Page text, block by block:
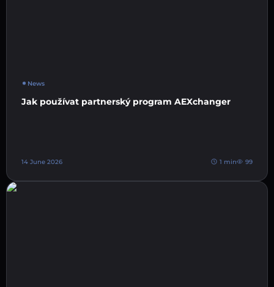
News
Jak používat partnerský program AEXchanger
14 June 2026 1 min 99